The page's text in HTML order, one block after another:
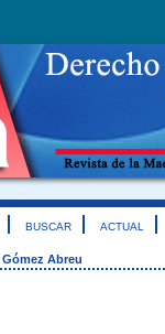
BUSCAR ACTUAL
Gómez Abreu